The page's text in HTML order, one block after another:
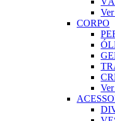
CORPO